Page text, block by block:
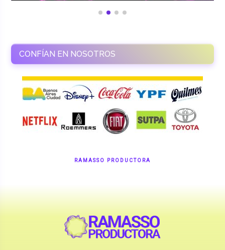
CONFÍAN EN NOSOTROS
RAMASSO PRODUCTORA